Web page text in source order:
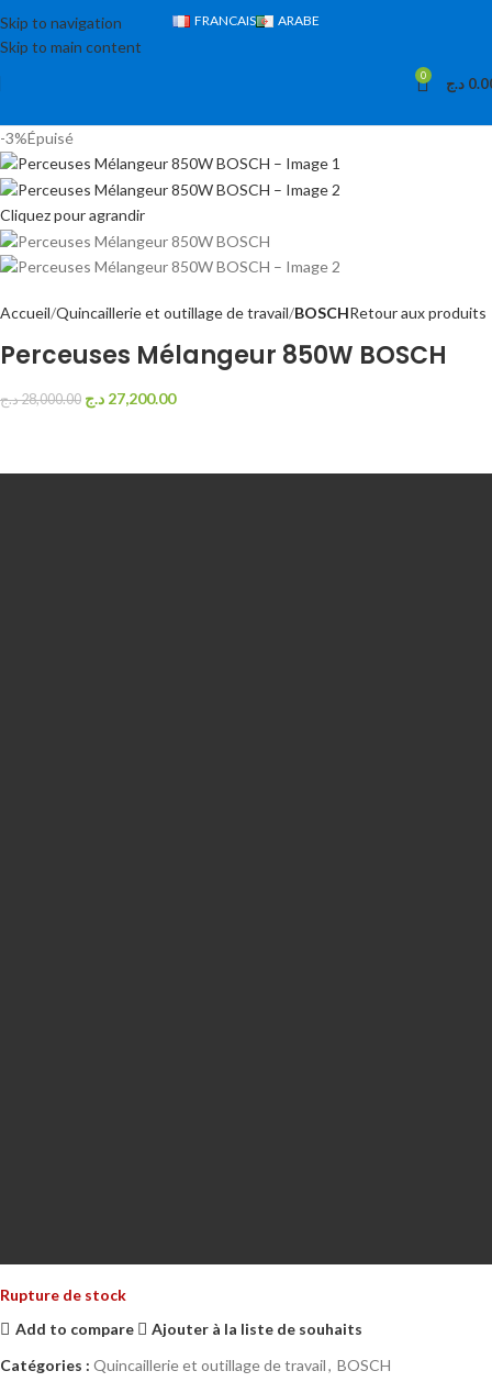
Skip to navigation
Skip to main content
FRANCAIS ARABE
0 د.ج
-3%Épuisé
Cliquez pour agrandir
Accueil Quincaillerie et outillage de travail BOSCHRetour aux produits
Perceuses Mélangeur 850W BOSCH
28,000.00د.ج 27,200.00 د.ج
Rupture de stock
Add to compare
Ajouter à la liste de souhaits
Catégories : Quincaillerie et outillage de travail, BOSCH